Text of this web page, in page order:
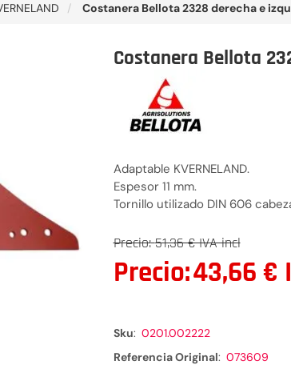
Costanera Bellota 2328 derecha e
Costanera Bellota
Adaptable KVERNELAND.
Espesor 11 mm.
Tornillo utilizado DIN 606
Precio: 51,36 € IVA incl
Precio:43,66 €
Sku: 0201.002222
Referencia Original: 073609